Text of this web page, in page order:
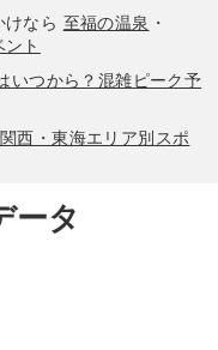
なら 至福の温泉 ・
ト
いつから？混雑ピーク予
西・東海エリア別スポ
ータ